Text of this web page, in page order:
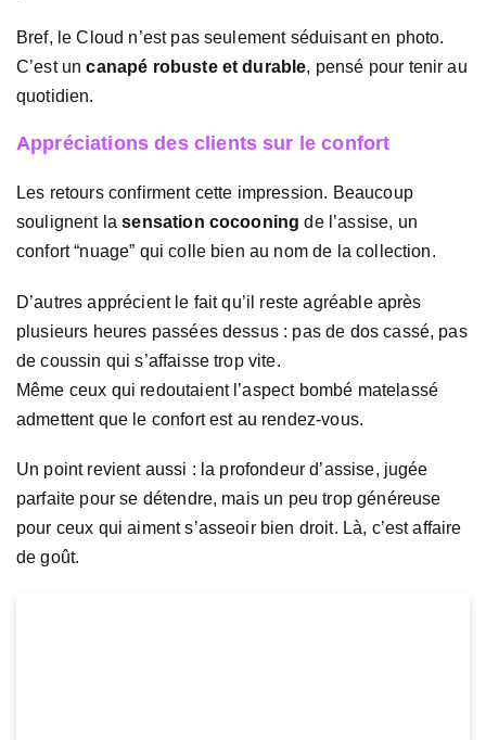
Bref, le Cloud n’est pas seulement séduisant en photo.
C’est uncanapé robuste et durable, pensé pour tenir au
quotidien.
Appréciations des clients sur le confort
Les retours confirment cette impression. Beaucoup
soulignent lasensation cocooning de l’assise, un
confort “nuage” qui colle bien au nom de la collection.
D’autres apprécient le fait qu’il reste agréable après
plusieurs heures passées dessus : pas de dos cassé, pas
de coussin qui s’affaisse trop vite.
Même ceux qui redoutaient l’aspect bombé matelassé
admettent que le confort est au rendez-vous.
Un point revient aussi : la profondeur d’assise, jugée
parfaite pour se détendre, mais un peu trop généreuse
pour ceux qui aiment s’asseoir bien droit. Là, c’est affaire
de goût.